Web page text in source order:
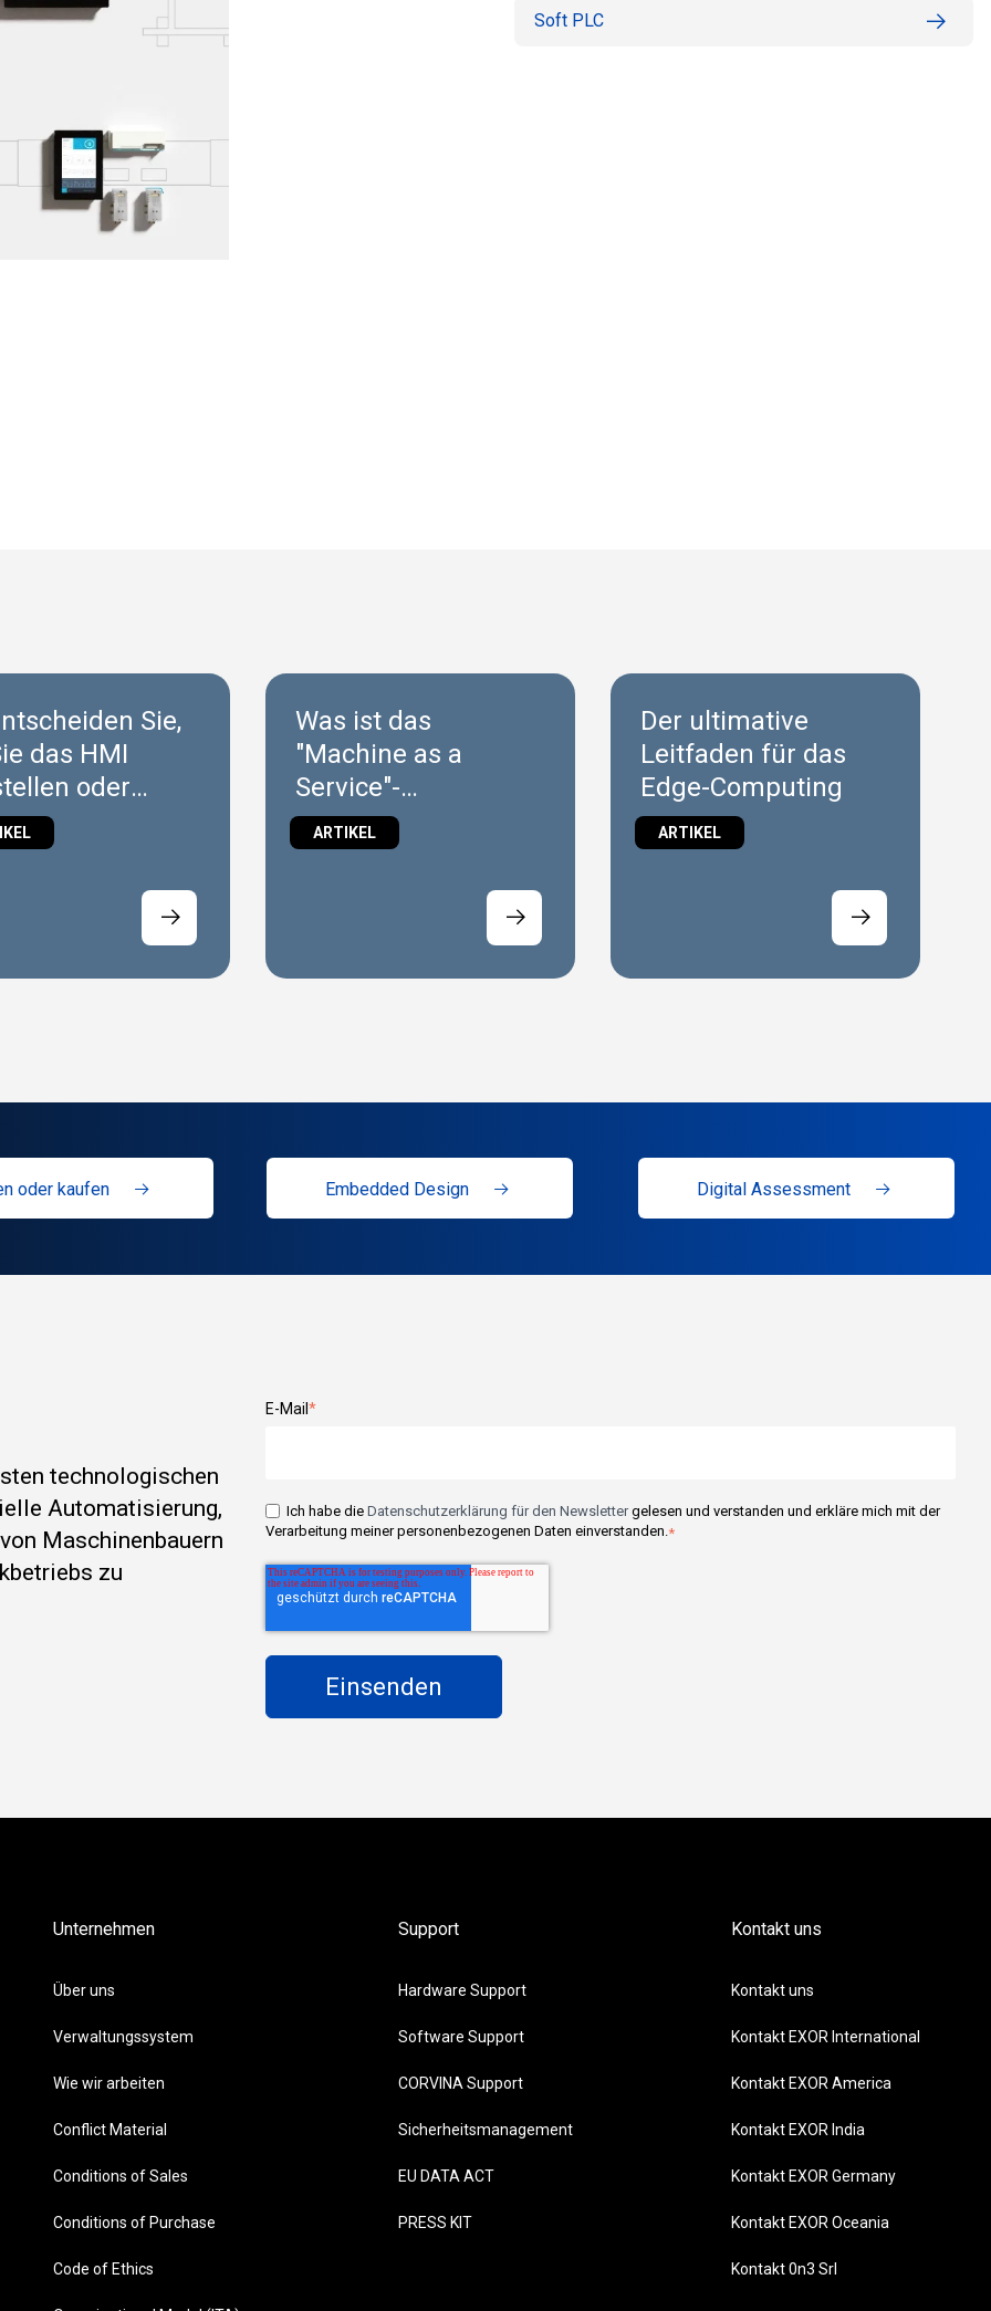
Soft PLC
Sie,
das HMI
oder
sollten
Was ist das
"Machine as a
Service"-
Geschäftsmodell?
ARTIKEL
Der ultimative
Leitfaden für das
Edge-Computing
ARTIKEL
oder kaufen Embedded Design Digital Assessment
technologischen
Automatisierung,
Maschinenbauern
zu
E-Mail*
Ich habe die Datenschutzerklärung für den Newslettergelesen und verstanden und erkläre mich mit der
Verarbeitung meiner personenbezogenen Daten einverstanden.*
Unternehmen
Über uns
Verwaltungssystem
Wie wir arbeiten
Conflict Material
Conditions of Sales
Conditions of Purchase
Code of Ethics
Support
Hardware Support
Software Support
CORVINA Support
Sicherheitsmanagement
EU DATA ACT
PRESS KIT
Kontakt uns
Kontakt uns
Kontakt EXOR International
Kontakt EXOR America
Kontakt EXOR India
Kontakt EXOR Germany
Kontakt EXOR Oceania
Kontakt 0n3 Srl